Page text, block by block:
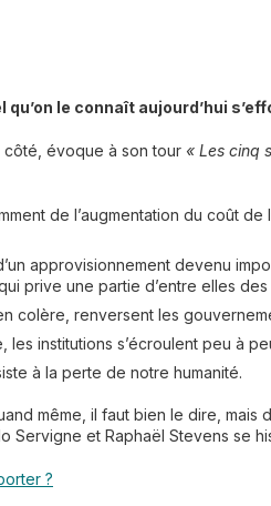
le connaît aujourd’hui
côté, évoque à son tour « Les cinq
de l’augmentation du coût
approvisionnement devenu
prive une partie d’entre elles
colère, renversent les
les institutions s’écroulent peu à
à la perte de notre humanité.
même, il faut bien le dire, mais
Servigne et Raphaël Stevens
?